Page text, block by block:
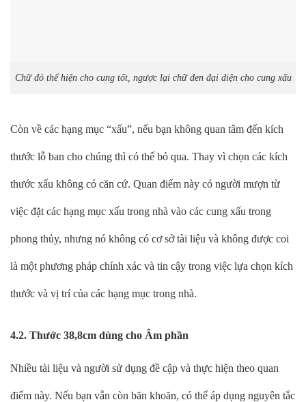
Chữ đỏ thể hiện cho cung tốt, ngược lại chữ đen đại diện cho cung xấu
Còn về các hạng mục “xấu”, nếu bạn không quan tâm đến kích
thước lỗ ban cho chúng thì có thể bỏ qua. Thay vì chọn các kích
thước xấu không có căn cứ. Quan điểm này có người mượn từ
việc đặt các hạng mục xấu trong nhà vào các cung xấu trong
phong thủy, nhưng nó không có cơ sở tài liệu và không được coi
là một phương pháp chính xác và tin cậy trong việc lựa chọn kích
thước và vị trí của các hạng mục trong nhà.
4.2. Thước 38,8cm dùng cho Âm phần
Nhiều tài liệu và người sử dụng đề cập và thực hiện theo quan
điểm này. Nếu bạn vẫn còn băn khoăn, có thể áp dụng nguyên tắc